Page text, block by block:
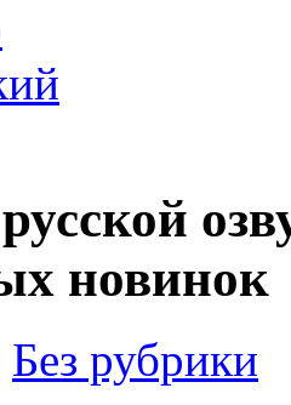
новинок
Без рубрики